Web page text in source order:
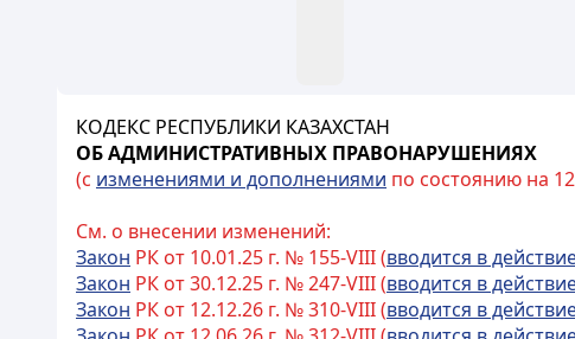
КОДЕКС РЕСПУБЛИКИ КАЗАХСТАН
ОБ АДМИНИСТРАТИВНЫХ ПРАВОНАРУШЕНИЯХ
(с изменениями и дополнениями по состоянию на
См. о внесении изменений:
Закон РК от 10.01.25 г. № 155-VIII (вводится в
Закон РК от 30.12.25 г. № 247-VIII (вводится в
Закон РК от 12.12.26 г. № 310-VIII (вводится в